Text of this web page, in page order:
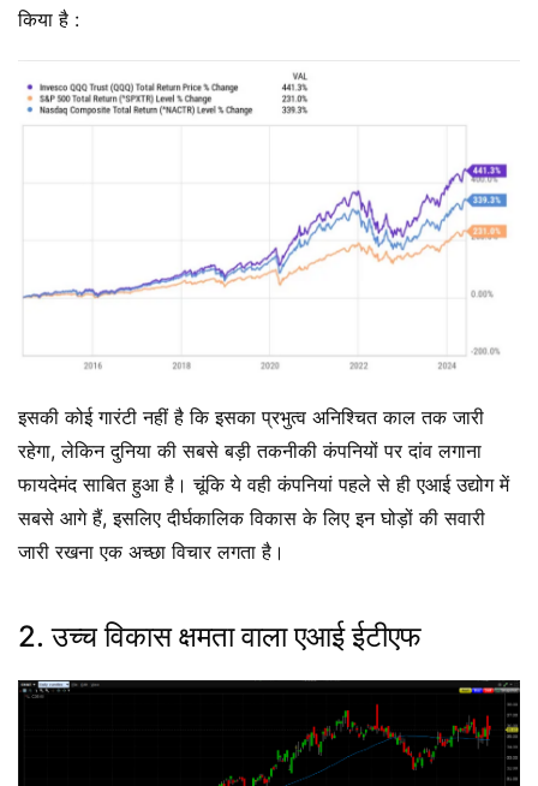
किया है :
इसकी कोई गारंटी नहीं है कि इसका प्रभुत्व अनिश्चित काल तक जारी
रहेगा, लेकिन दुनिया की सबसे बड़ी तकनीकी कंपनियों पर दांव लगाना
फायदेमंद साबित हुआ है। चूंकि ये वही कंपनियां पहले से ही एआई उद्योग में
सबसे आगे हैं, इसलिए दीर्घकालिक विकास के लिए इन घोड़ों की सवारी
जारी रखना एक अच्छा विचार लगता है।
2. उच्च विकास क्षमता वाला एआई ईटीएफ